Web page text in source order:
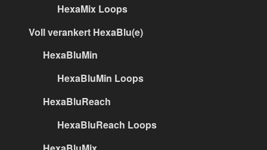
HexaMix Loops
Voll verankert HexaBlu(e)
HexaBluMin
HexaBluMin Loops
HexaBluReach
HexaBluReach Loops